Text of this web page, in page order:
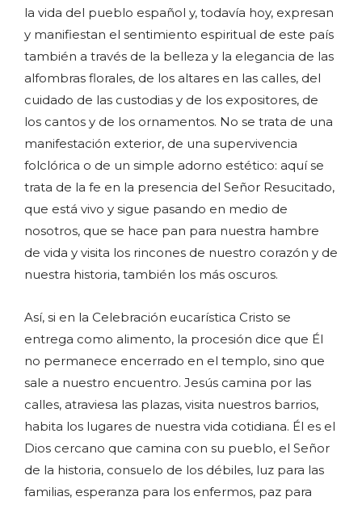
la vida del pueblo español y, todavía hoy, expresan
y manifiestan el sentimiento espiritual de este país
también a través de la belleza y la elegancia de las
alfombras florales, de los altares en las calles, del
cuidado de las custodias y de los expositores, de
los cantos y de los ornamentos. No se trata de una
manifestación exterior, de una supervivencia
folclórica o de un simple adorno estético: aquí se
trata de la fe en la presencia del Señor Resucitado,
que está vivo y sigue pasando en medio de
nosotros, que se hace pan para nuestra hambre
de vida y visita los rincones de nuestro corazón y de
nuestra historia, también los más oscuros.
Así, si en la Celebración eucarística Cristo se
entrega como alimento, la procesión dice que Él
no permanece encerrado en el templo, sino que
sale a nuestro encuentro. Jesús camina por las
calles, atraviesa las plazas, visita nuestros barrios,
habita los lugares de nuestra vida cotidiana. Él es el
Dios cercano que camina con su pueblo, el Señor
de la historia, consuelo de los débiles, luz para las
familias, esperanza para los enfermos, paz para